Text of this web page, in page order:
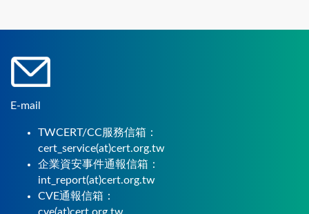
E-mail
TWCERT/CC服務信箱：
cert_service(at)cert.org.tw
企業資安事件通報信箱：
int_report(at)cert.org.tw
CVE通報信箱：